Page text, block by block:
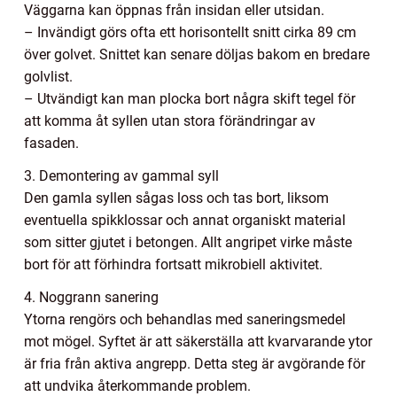
Väggarna kan öppnas från insidan eller utsidan.
– Invändigt görs ofta ett horisontellt snitt cirka 89 cm
över golvet. Snittet kan senare döljas bakom en bredare
golvlist.
– Utvändigt kan man plocka bort några skift tegel för
att komma åt syllen utan stora förändringar av
fasaden.
3. Demontering av gammal syll
Den gamla syllen sågas loss och tas bort, liksom
eventuella spikklossar och annat organiskt material
som sitter gjutet i betongen. Allt angripet virke måste
bort för att förhindra fortsatt mikrobiell aktivitet.
4. Noggrann sanering
Ytorna rengörs och behandlas med saneringsmedel
mot mögel. Syftet är att säkerställa att kvarvarande ytor
är fria från aktiva angrepp. Detta steg är avgörande för
att undvika återkommande problem.